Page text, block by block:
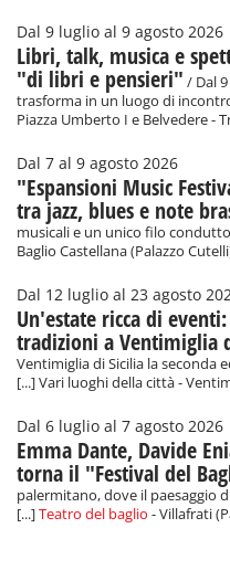
Dal 9 luglio al 9 agosto 2026
Libri, talk, musica e
"di libri e pensieri" / Dal
trasforma in un luogo di
Piazza Umberto I e Belvedere -
Dal 7 al 9 agosto 2026
"Espansioni Music
tra jazz, blues e note
musicali e un unico filo
Baglio Castellana (Palazzo
Dal 12 luglio al 23 agosto
Un'estate ricca di
tradizioni a Ventimiglia
Ventimiglia di Sicilia la seconda
[...] Vari luoghi della città -
Dal 6 luglio al 7 agosto 2026
Emma Dante, Davide
torna il "Festival del
palermitano, dove il paesaggio
[...]Teatro del baglio - Villafrati